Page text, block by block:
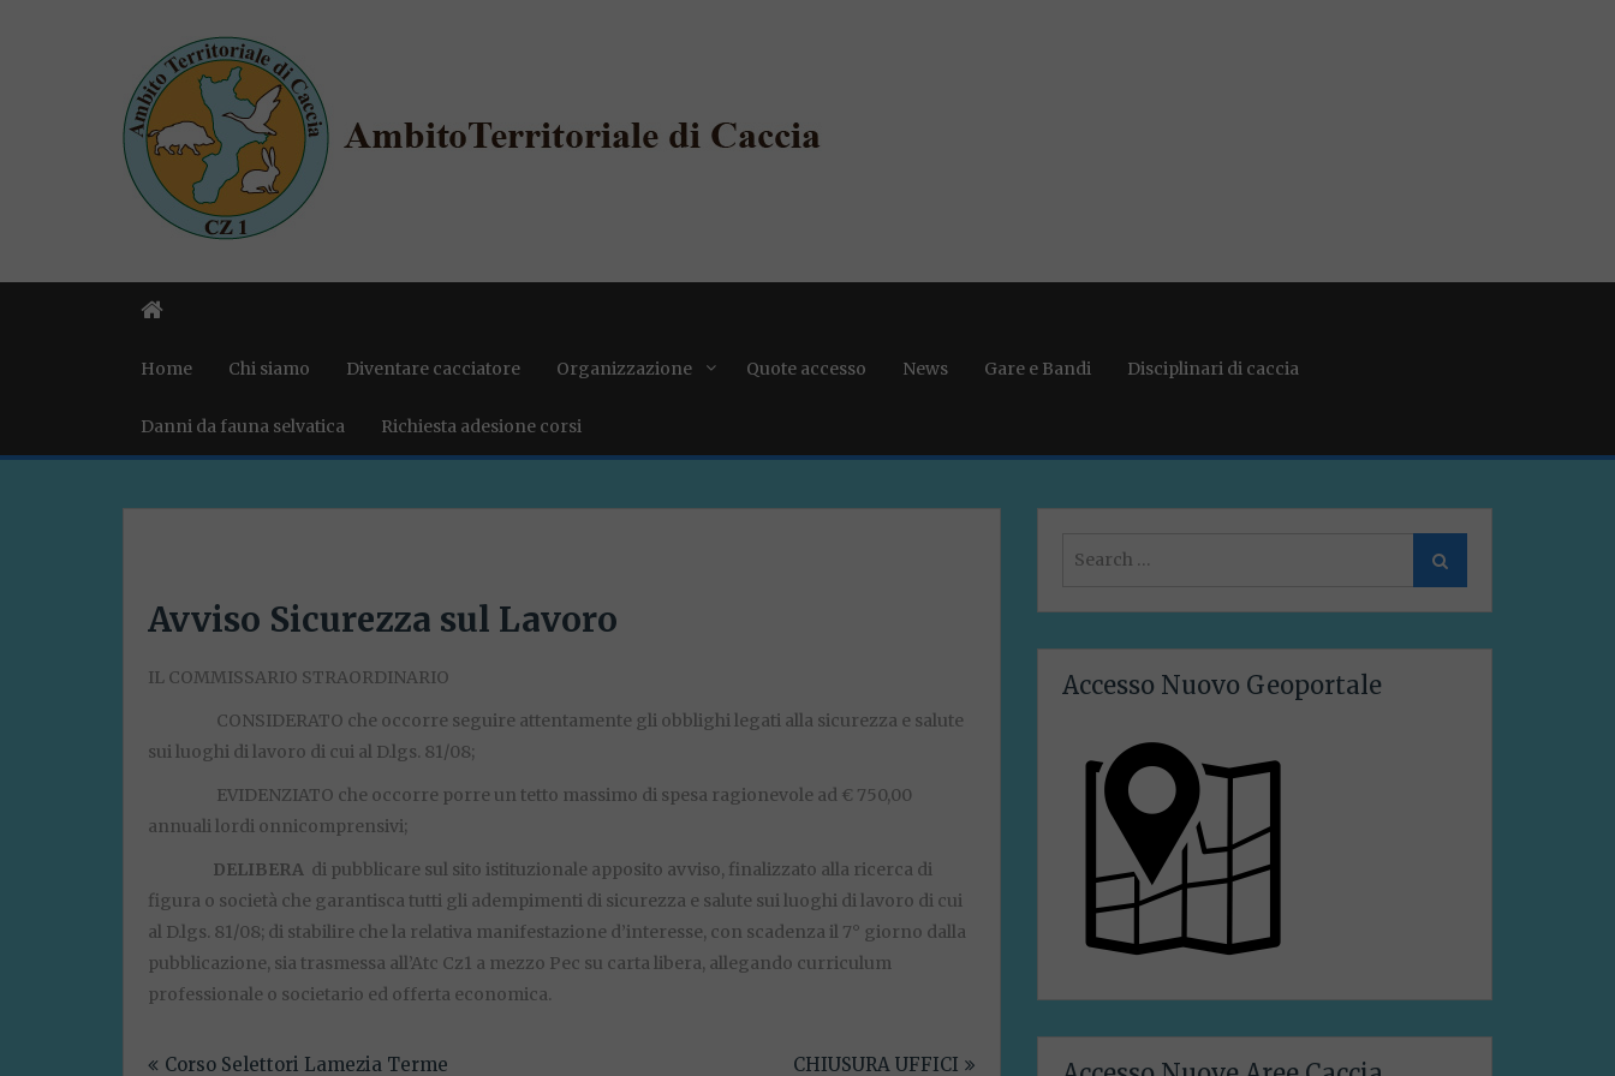
Home Chi siamo Diventare cacciatore Organizzazione Quote accesso News Gare e Bandi Disciplinari di caccia
Danni da fauna selvatica Richiesta adesione corsi
Avviso Sicurezza sul Lavoro
IL COMMISSARIO STRAORDINARIO
­ CONSIDERATO che occorre seguire attentamente gli obblighi legati alla sicurezza e salute
sui luoghi di lavoro di cui al D.lgs. 81/08;
­ EVIDENZIATO che occorre porre un tetto massimo di spesa ragionevole ad € 750,00
annuali lordi onnicomprensivi;
DELIBERA di pubblicare sul sito istituzionale apposito avviso, finalizzato alla ricerca di
figura o società che garantisca tutti gli adempimenti di sicurezza e salute sui luoghi di lavoro di cui
al D.lgs. 81/08; di stabilire che la relativa manifestazione d’interesse, con scadenza il 7° giorno dalla
pubblicazione, sia trasmessa all’Atc Cz1 a mezzo Pec su carta libera, allegando curriculum
professionale o societario ed offerta economica.
Corso Selettori Lamezia Terme CHIUSURA UFFICI
for:
Search
Accesso Nuovo Geoportale